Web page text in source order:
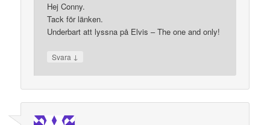
Hej Conny.
Tack för länken.
Underbart att lyssna på Elvis – The one and only!
Svara ↓